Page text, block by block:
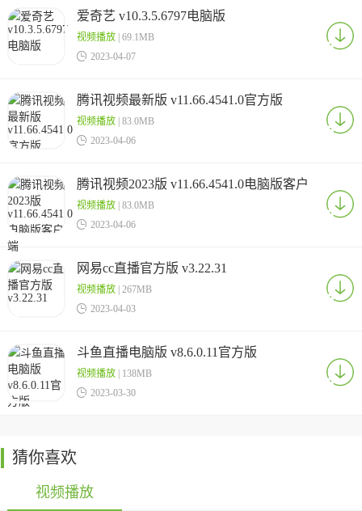
爱奇艺 v10.3.5.6797电脑版
视频播放| 69.1MB
 2023-04-07
腾讯视频最新版 v11.66.4541.0官方版
视频播放| 83.0MB
 2023-04-06
腾讯视频2023版 v11.66.4541.0电脑版客户
端
视频播放| 83.0MB
 2023-04-06
网易cc直播官方版 v3.22.31
视频播放| 267MB
 2023-04-03
斗鱼直播电脑版 v8.6.0.11官方版
视频播放| 138MB
 2023-03-30
猜你喜欢
视频播放